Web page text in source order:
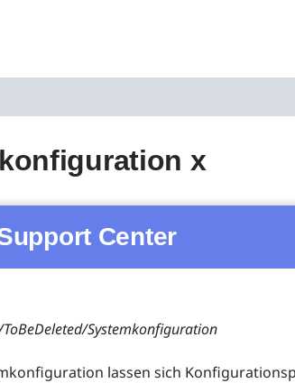
x
Center
Systemkonfiguration
lassen sich